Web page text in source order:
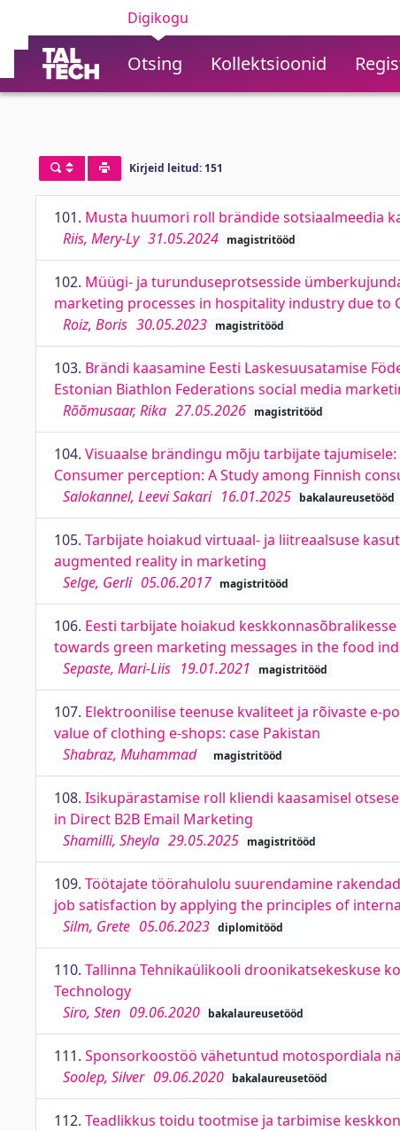
Digikogu
Otsing Kollektsioonid
Kirjeid leitud: 151
101. Musta huumori roll brändide sotsiaalmeedia
Riis, Mery-Ly 31.05.2024 magistritööd
102. Müügi- ja turunduseprotsesside
marketing processes in hospitality industry due to
Roiz, Boris 30.05.2023 magistritööd
103. Brändi kaasamine Eesti Laskesuusatamise
Estonian Biathlon Federations social media
Rõõmusaar, Rika 27.05.2026 magistritööd
104. Visuaalse brändingu mõju tarbijate
Consumer perception: A Study among Finnish
Salokannel, Leevi Sakari 16.01.2025 bakalaureusetööd
105. Tarbijate hoiakud virtuaal- ja liitreaalsuse
augmented reality in marketing
Selge, Gerli 05.06.2017 magistritööd
106. Eesti tarbijate hoiakud
towards green marketing messages in the food
Sepaste, Mari-Liis 19.01.2021 magistritööd
107. Elektroonilise teenuse kvaliteet ja rõivaste e-
value of clothing e-shops: case Pakistan
Shabraz, Muhammad
magistritööd
108. Isikupärastamise roll kliendi kaasamisel
in Direct B2B Email Marketing
Shamilli, Sheyla 29.05.2025 magistritööd
109. Töötajate töörahulolu suurendamine
job satisfaction by applying the principles of
Silm, Grete 05.06.2023 diplomitööd
110. Tallinna Tehnikaülikooli droonikatsekeskuse
Technology
Siro, Sten 09.06.2020 bakalaureusetööd
111. Sponsorkoostöö vähetuntud motospordiala
Soolep, Silver 09.06.2020 bakalaureusetööd
112. Teadlikkus toidu tootmise ja tarbimise